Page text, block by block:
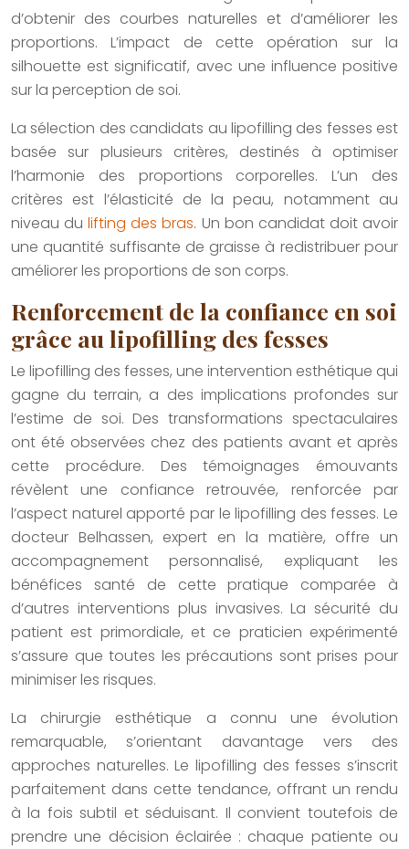
d’obtenir des courbes naturelles et d’améliorer les
proportions. L’impact de cette opération sur la
silhouette est significatif, avec une influence positive
sur la perception de soi.
La sélection des candidats au lipofilling des fesses est
basée sur plusieurs critères, destinés à optimiser
l’harmonie des proportions corporelles. L’un des
critères est l’élasticité de la peau, notamment au
niveau dulifting des bras. Un bon candidat doit avoir
une quantité suffisante de graisse à redistribuer pour
améliorer les proportions de son corps.
Renforcement de la confiance en soi
grâce au lipofilling des fesses
Le lipofilling des fesses, une intervention esthétique qui
gagne du terrain, a des implications profondes sur
l’estime de soi. Des transformations spectaculaires
ont été observées chez des patients avant et après
cette procédure. Des témoignages émouvants
révèlent une confiance retrouvée, renforcée par
l’aspect naturel apporté par le lipofilling des fesses. Le
docteur Belhassen, expert en la matière, offre un
accompagnement personnalisé, expliquant les
bénéfices santé de cette pratique comparée à
d’autres interventions plus invasives. La sécurité du
patient est primordiale, et ce praticien expérimenté
s’assure que toutes les précautions sont prises pour
minimiser les risques.
La chirurgie esthétique a connu une évolution
remarquable, s’orientant davantage vers des
approches naturelles. Le lipofilling des fesses s’inscrit
parfaitement dans cette tendance, offrant un rendu
à la fois subtil et séduisant. Il convient toutefois de
prendre une décision éclairée : chaque patiente ou